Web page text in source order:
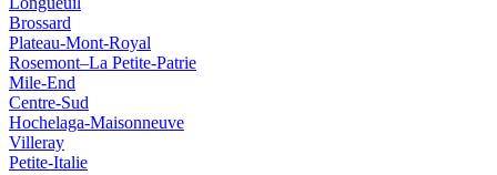
Brossard
Plateau-Mont-Royal
Rosemont–La Petite-Patrie
Mile-End
Centre-Sud
Hochelaga-Maisonneuve
Villeray
Petite-Italie